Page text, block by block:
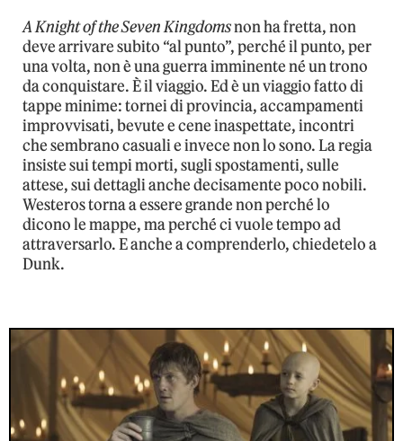
A Knight of the Seven Kingdomsnon ha fretta, non
deve arrivare subito “al punto”, perché il punto, per
una volta, non è una guerra imminente né un trono
da conquistare. È il viaggio. Ed è un viaggio fatto di
tappe minime: tornei di provincia, accampamenti
improvvisati, bevute e cene inaspettate, incontri
che sembrano casuali e invece non lo sono. La regia
insiste sui tempi morti, sugli spostamenti, sulle
attese, sui dettagli anche decisamente poco nobili.
Westeros torna a essere grande non perché lo
dicono le mappe, ma perché ci vuole tempo ad
attraversarlo. E anche a comprenderlo, chiedetelo a
Dunk.